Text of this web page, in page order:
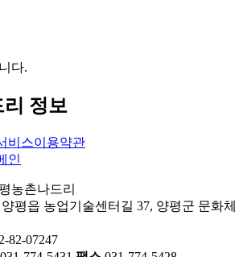
다.
리 정보
비스이용약관
농촌나드리
평읍 농업기술센터길 37, 양평군 문화체
82-07247